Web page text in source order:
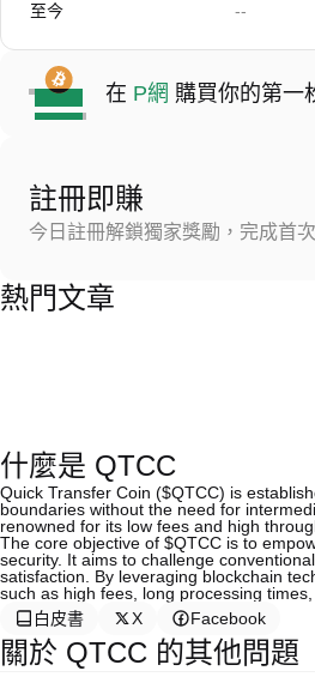
至今 --
在 P網 購買你的第一
註冊即賺
今日註冊解鎖獨家獎勵，完成首
熱門文章
什麼是 QTCC
Quick Transfer Coin ($QTCC) is
boundaries without the need for
renowned for its low fees and high
The core objective of $QTCC is to
security. It aims to challenge
satisfaction. By leveraging blockchain
such as high fees, long processing
白皮書
X Facebook
關於 QTCC 的其他問題